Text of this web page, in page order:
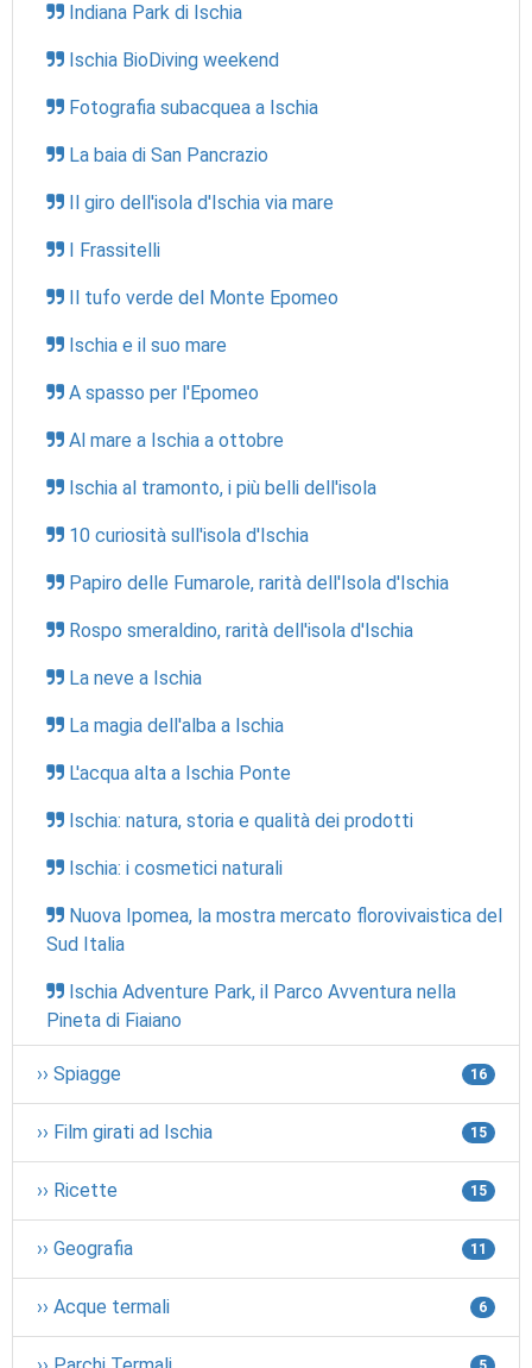
Indiana Park di Ischia
Ischia BioDiving weekend
Fotografia subacquea a Ischia
La baia di San Pancrazio
Il giro dell'isola d'Ischia via mare
I Frassitelli
Il tufo verde del Monte Epomeo
Ischia e il suo mare
A spasso per l'Epomeo
Al mare a Ischia a ottobre
Ischia al tramonto, i più belli dell'isola
10 curiosità sull'isola d'Ischia
Papiro delle Fumarole, rarità dell'Isola d'Ischia
Rospo smeraldino, rarità dell'isola d'Ischia
La neve a Ischia
La magia dell'alba a Ischia
L'acqua alta a Ischia Ponte
Ischia: natura, storia e qualità dei prodotti
Ischia: i cosmetici naturali
Nuova Ipomea, la mostra mercato florovivaistica del
Sud Italia
Ischia Adventure Park, il Parco Avventura nella
Pineta di Fiaiano
›› Spiagge 16
›› Film girati ad Ischia 15
›› Ricette 15
›› Geografia 11
›› Acque termali 6